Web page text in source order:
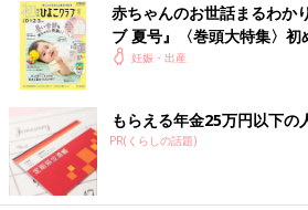
赤ちゃんのお世話まるわか
ブ 夏号』〈巻頭大特集〉
く！ おっぱい・ミルクの基
妊娠・出産
もらえる年金25万円以下の
PR(くらしの話題)